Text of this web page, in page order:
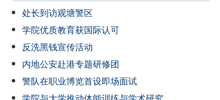
处长到访观塘警区
学院优质教育获国际认可
反洗黑钱宣传活动
内地公安赴港专题研修团
警队在职业博览首设即场面试
学院与大学推动体能训练与学术研究